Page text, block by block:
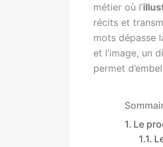
métier où l’
récits et
mots dépasse
et l’image, un
permet
Le